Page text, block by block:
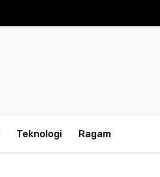
Teknologi Ragam